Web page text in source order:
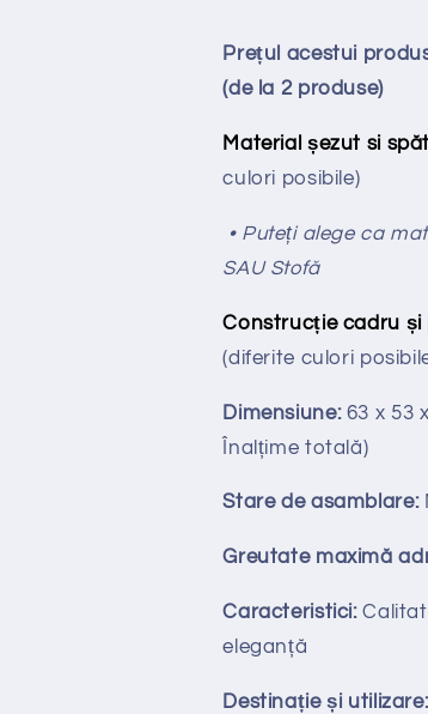
Prețul acestui
(de la 2 produse)
Material șezut si
culori posibile)
• Puteți alege ca
SAU Stofă
Construcție cadru și
(diferite culori
Dimensiune: 63 x 53
Înalțime totală)
Stare de asamblare:
Greutate maximă
Caracteristici:
eleganță
Destinație și utilizare: